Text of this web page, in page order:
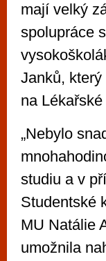
mají velký
spolupráce
Janků,
na
„Nebylo
studiu a v
Studentské
MU Natálie
umožnila